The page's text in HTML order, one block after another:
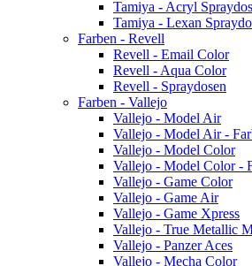
Tamiya - Acryl
Tamiya - Lexan
Farben - Revell
Revell - Email Color
Revell - Aqua Color
Revell - Spraydosen
Farben - Vallejo
Vallejo - Model Air
Vallejo - Model Air -
Vallejo - Model Color
Vallejo - Model Color -
Vallejo - Game Color
Vallejo - Game Air
Vallejo - Game Xpress
Vallejo - True Metallic
Vallejo - Panzer Aces
Vallejo - Mecha Color